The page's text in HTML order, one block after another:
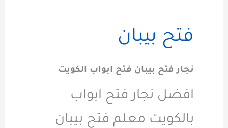
فتح بيبان
نجار فتح بيبان فتح ابواب الكويت
افضل نجار فتح ابواب
بالكويت معلم فتح بيبان